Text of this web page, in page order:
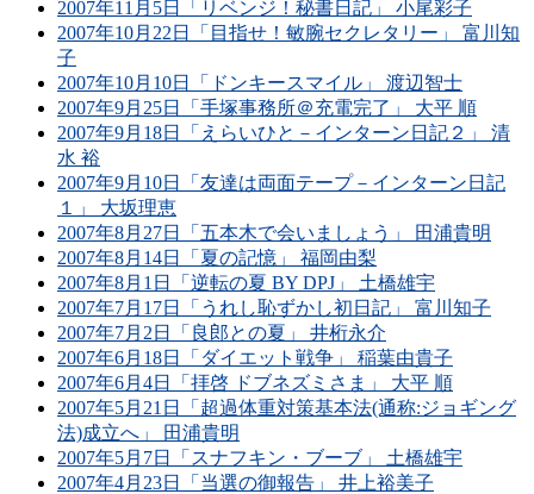
2007年11月5日「リベンジ！秘書日記」 小尾彩子
2007年10月22日「目指せ！敏腕セクレタリー」 富川知
子
2007年10月10日「ドンキースマイル」 渡辺智士
2007年9月25日「手塚事務所＠充電完了」 大平 順
2007年9月18日「えらいひと－インターン日記２」 清
水 裕
2007年9月10日「友達は両面テープ－インターン日記
１」 大坂理恵
2007年8月27日「五本木で会いましょう」 田浦貴明
2007年8月14日「夏の記憶」 福岡由梨
2007年8月1日「逆転の夏 BY DPJ」 土橋雄宇
2007年7月17日「うれし恥ずかし初日記」 富川知子
2007年7月2日「良郎との夏」 井桁永介
2007年6月18日「ダイエット戦争」 稲葉由貴子
2007年6月4日「拝啓 ドブネズミさま」 大平 順
2007年5月21日「超過体重対策基本法(通称:ジョギング
法)成立へ」 田浦貴明
2007年5月7日「スナフキン・ブーブ」 土橋雄宇
2007年4月23日「当選の御報告」 井上裕美子